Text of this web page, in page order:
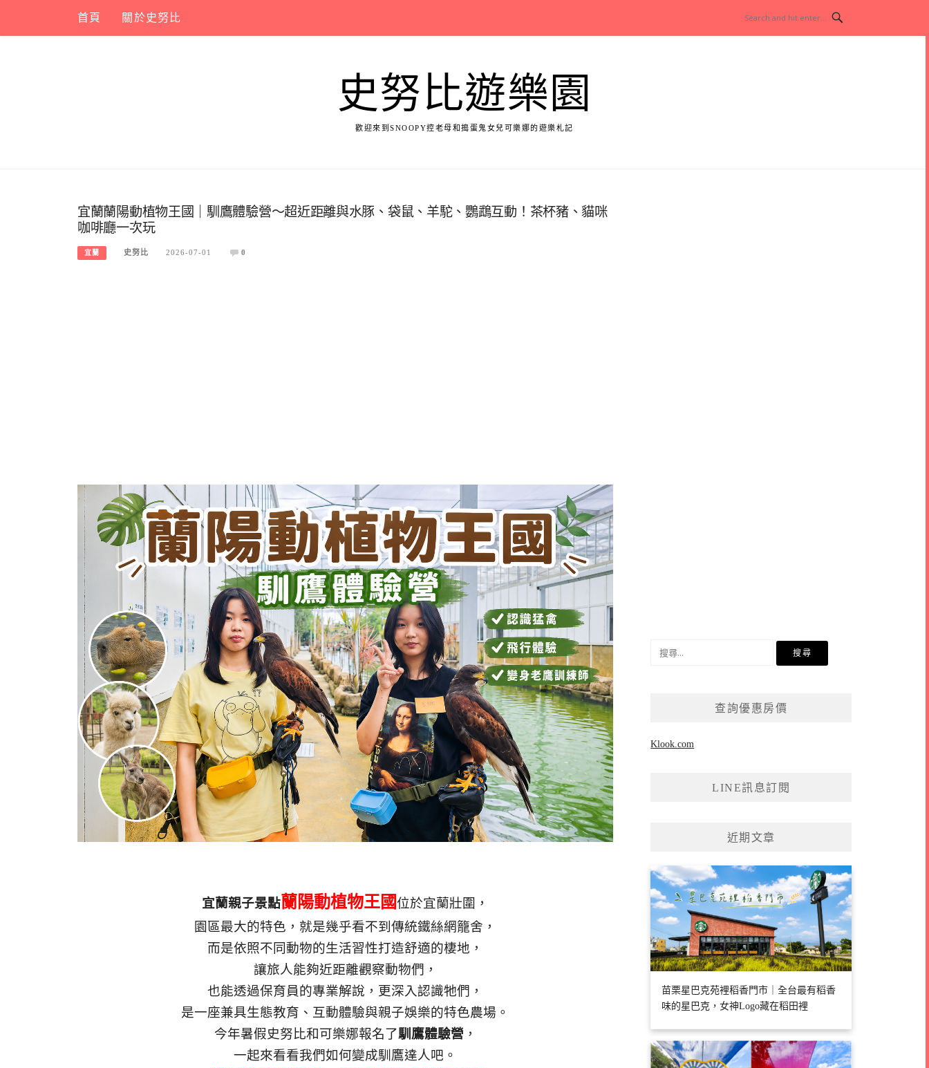
content
首頁 關於史努比
史努比遊樂園
歡迎來到SNOOPY控老母和搗蛋鬼女兒可樂娜的遊樂札記
宜蘭蘭陽動植物王國｜馴鷹體驗營～超近距離與水豚、袋鼠、羊駝、鸚鵡互動！茶杯豬、貓咪
咖啡廳一次玩
宜蘭 史努比 2026-07-01 0
宜蘭親子景點蘭陽動植物王國位於宜蘭壯圍，
園區最大的特色，就是幾乎看不到傳統鐵絲網籠舍，
而是依照不同動物的生活習性打造舒適的棲地，
讓旅人能夠近距離觀察動物們，
也能透過保育員的專業解說，更深入認識牠們，
是一座兼具生態教育、互動體驗與親子娛樂的特色農場。
今年暑假史努比和可樂娜報名了馴鷹體驗營 ，
一起來看看我們如何變成馴鷹達人吧。
查詢優惠房價
Klook.com
LINE訊息訂閱
近期文章
苗栗星巴克苑裡稻香門市｜全台最有稻香
味的星巴克，女神Logo藏在稻田裡